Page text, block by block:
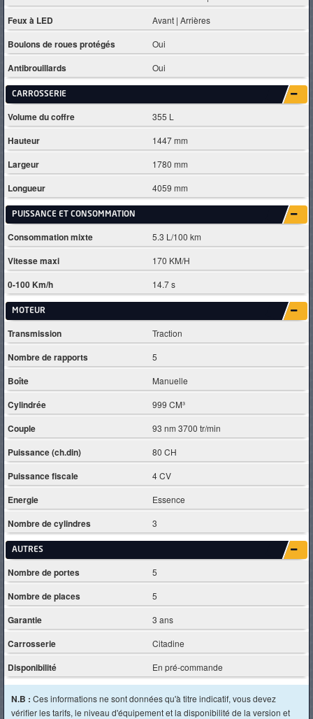
Feux à LED Avant | Arrières
Boulons de roues protégés Oui
Antibrouillards Oui
CARROSSERIE
Volume du coffre 355 L
Hauteur 1447 mm
Largeur 1780 mm
Longueur 4059 mm
PUISSANCE ET CONSOMMATION
Consommation mixte 5.3 L/100 km
Vitesse maxi 170 KM/H
0-100 Km/h 14.7 s
MOTEUR
Transmission Traction
Nombre de rapports 5
Boîte Manuelle
Cylindrée 999 CM³
Couple 93 nm 3700 tr/min
Puissance (ch.din) 80 CH
Puissance fiscale 4 CV
Energie Essence
Nombre de cylindres 3
AUTRES
Nombre de portes 5
Nombre de places 5
Garantie 3 ans
Carrosserie Citadine
Disponibilité En pré-commande
N.B : Ces informations ne sont données qu'à titre indicatif, vous devez
vérifier les tarifs, le niveau d'équipement et la disponibilité de la version et